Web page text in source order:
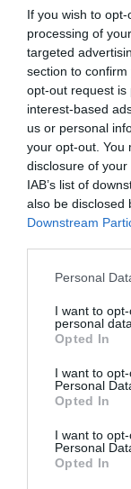
If you wish to
processing of
targeted
section to
opt-out request is
interest-based
us or personal
your opt-out. You
disclosure of
IAB’s list of
also be disclosed
Downstream
Please note that
not limited to
grant or deny
use your data for
consent section.
Personal
I want to
personal data.
Opted In
I want to
Personal
Opted In
I want to
Personal
Opted In